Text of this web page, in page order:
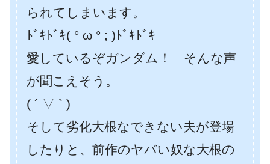
られてしまいます。
ﾄﾞｷﾄﾞｷ( ° ω ° ; )ﾄﾞｷﾄﾞｷ
愛しているぞガンダム！ そんな声
が聞こえそう。
( ´ ▽ ` )
そして劣化大根なできない夫が登場
したりと、前作のヤバい奴な大根の